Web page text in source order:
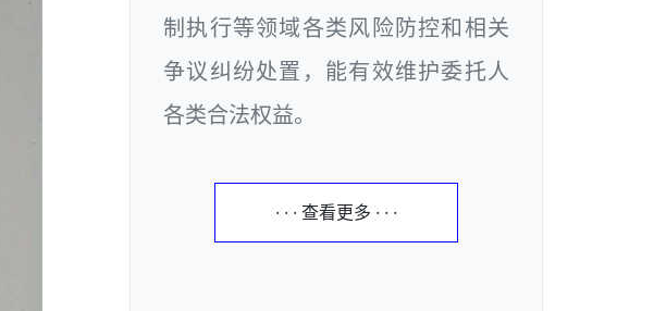
制执行等领域各类风险防控和相关
争议纠纷处置，能有效维护委托人
各类合法权益。
· · · 查看更多 · · ·